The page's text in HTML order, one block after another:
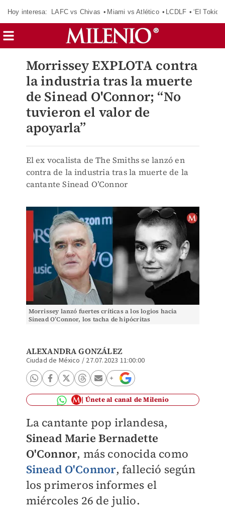
Hoy interesa: LAFC vs Chivas Miami vs Atlético LCDLF ‘El Tokio’
Morrissey EXPLOTA contra
la industria tras la muerte
de Sinead O'Connor; “No
tuvieron el valor de
apoyarla”
El ex vocalista de The Smiths se lanzó en
contra de la industria tras la muerte de la
cantante Sinead O’Connor
Morrissey lanzó fuertes críticas a los logios hacia
Sinead O’Connor, los tacha de hipócritas
ALEXANDRA GONZÁLEZ
Ciudad de México / 27.07.2023 11:00:00
Únete al canal de Milenio
La cantante pop irlandesa,
Sinead Marie Bernadette
O'Connor, más conocida como
Sinead O'Connor, falleció según
los primeros informes el
miércoles 26 de julio.